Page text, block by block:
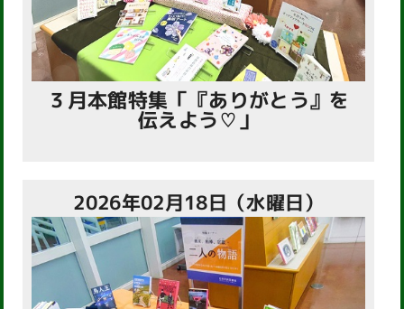
３月本館特集「『ありがとう』を
伝えよう♡」
2026年02月18日（水曜日）